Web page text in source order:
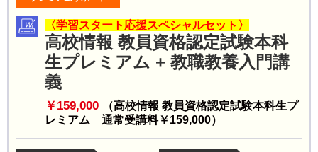
〈学習スタート応援スペシャルセット〉
高校情報 教員資格認定試験本科
生プレミアム + 教職教養入門講
義
￥159,000
（高校情報 教員資格認定試験本科生プ
レミアム 通常受講料￥159,000）